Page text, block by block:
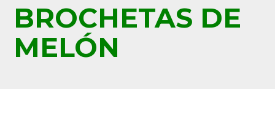
BROCHETAS DE
MELÓN